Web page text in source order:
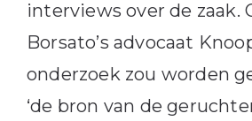
interviews over de zaak.
Borsato’s advocaat
onderzoek zou worden
‘de bron van de